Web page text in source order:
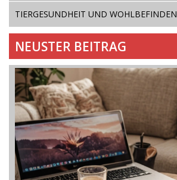
TIERGESUNDHEIT UND WOHLBEFINDEN
NEUSTER BEITRAG